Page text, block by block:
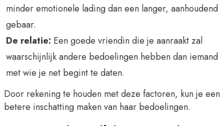
minder emotionele lading dan een langer, aanhoudend
gebaar.
De relatie: Een goede vriendin die je aanraakt zal
waarschijnlijk andere bedoelingen hebben dan iemand
met wie je net begint te daten.
Door rekening te houden met deze factoren, kun je een
betere inschatting maken van haar bedoelingen.